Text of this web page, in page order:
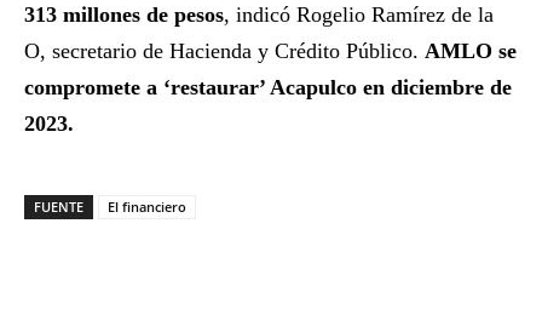
313 millones de pesos, indicó Rogelio Ramírez de la
O, secretario de Hacienda y Crédito Público. AMLO se
compromete a ‘restaurar’ Acapulco en diciembre de
2023.
FUENTE El financiero